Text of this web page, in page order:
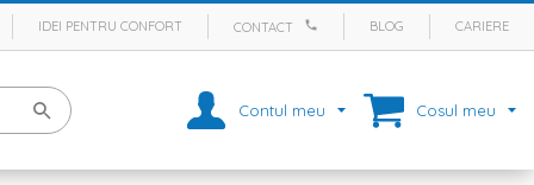
IDEI PENTRU CONFORT CONTACT BLOG CARIERE
Contul meu Cosul meu